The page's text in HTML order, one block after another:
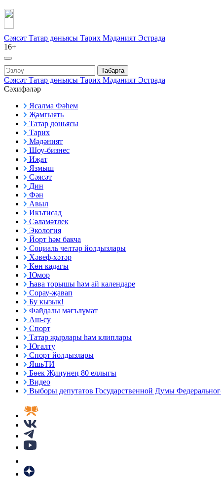
Сәясәт Татар дөньясы Тарих Мәдәният Эстрада
16+
Табарга
Сәясәт Татар дөньясы Тарих Мәдәният Эстрада
Сәхифәләр
Ясалма Фәһем
Җәмгыять
Татар дөньясы
Тарих
Мәдәният
Шоу-бизнес
Иҗат
Язмыш
Сәясәт
Дин
Фән
Авыл
Икътисад
Сәламәтлек
Экология
Йорт һәм бакча
Социаль челтәр йолдызлары
Хәвеф-хәтәр
Көн кадагы
Юмор
Һава торышы һәм ай календаре
Сорау-җавап
Бу кызык!
Файдалы мәгълүмат
Аш-су
Спорт
Татар җырлары һәм клиплары
Югалту
Спорт йолдызлары
ЯшьТИ
Бөек Җиңүнең 80 еллыгы
Видео
Выборы депутатов Государственной Думы